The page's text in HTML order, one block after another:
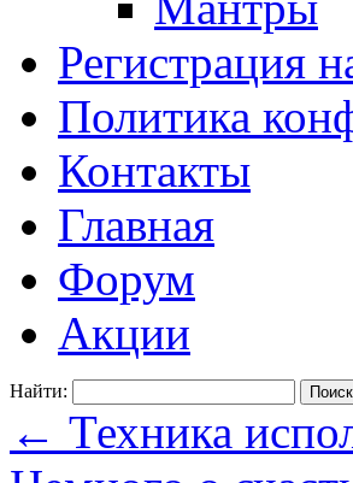
Регистрация
Политика
Контакты
Главная
Форум
Акции
Найти:
← Техника